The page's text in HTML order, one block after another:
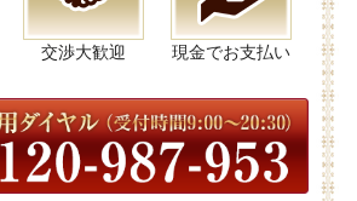
交渉大歓迎 現金でお支払い